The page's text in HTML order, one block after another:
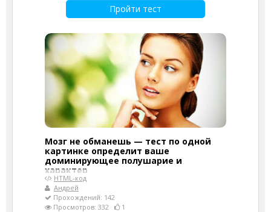
Пройти тест
Мозг не обманешь — тест по одной
картинке определит ваше
доминирующее полушарие и
характер
HTML-код
Андрей
Прохождений: 142
Просмотров: 332
1